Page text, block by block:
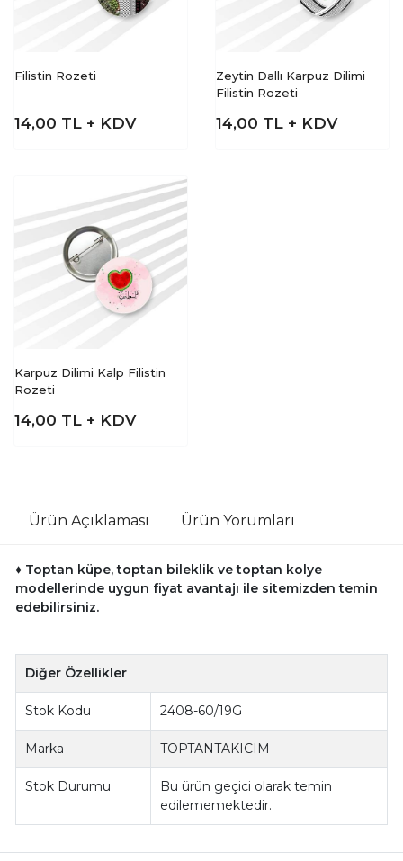
Filistin Rozeti
14,00 TL + KDV
Zeytin Dallı Karpuz Dilimi
Filistin Rozeti
14,00 TL + KDV
Karpuz Dilimi Kalp Filistin
Rozeti
14,00 TL + KDV
Ürün Açıklaması Ürün Yorumları
♦ Toptan küpe, toptan bileklik ve toptan kolye
modellerinde uygun fiyat avantajı ile sitemizden temin
edebilirsiniz.
Diğer Özellikler
Stok Kodu 2408-60/19G
Marka TOPTANTAKICIM
Stok Durumu
Bu ürün geçici olarak temin
edilememektedir.